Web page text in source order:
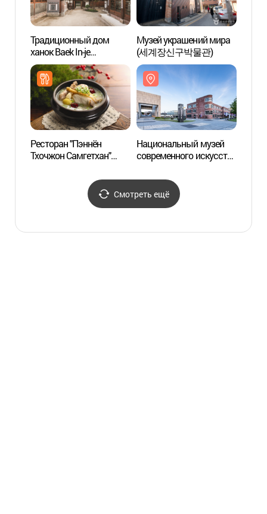
Традиционный дом
ханок Baek In-je
(백인제가옥)
Музей украшений мира
(세계장신구박물관)
Ресторан "Пэннён
Тхочжон Самгетхан"
Национальный музей
современного искусства
서울관)
Смотреть ещё